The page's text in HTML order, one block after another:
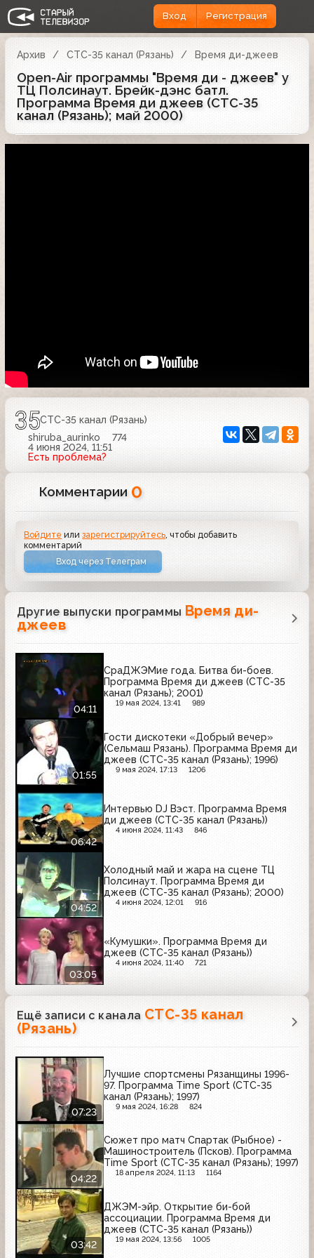
Вход Регистрация
Архив СТС-35 канал (Рязань) Время ди-джеев
Open-Air программы "Время ди - джеев" у
ТЦ Полсинаут. Брейк-дэнс батл.
Программа Время ди джеев (СТС-35
канал (Рязань); май 2000)
СТС-35 канал (Рязань)
shiruba_aurinko
774
4 июня 2024, 11:51
Есть проблема?
Комментарии 0
Войдите илизарегистрируйтесь , чтобы добавить
комментарий
Вход через Телеграм
Другие выпуски программы Время ди-
джеев
04:11
СраДЖЭМие года. Битва би-боев.
Программа Время ди джеев (СТС-35
канал (Рязань); 2001)
19 мая 2024, 13:41 989
01:55
Гости дискотеки «Добрый вечер»
(Сельмаш Рязань). Программа Время ди
джеев (СТС-35 канал (Рязань); 1996)
9 мая 2024, 17:13 1206
06:42
Интервью DJ Вэст. Программа Время
ди джеев (СТС-35 канал (Рязань))
4 июня 2024, 11:43 846
04:52
Холодный май и жара на сцене ТЦ
Полсинаут. Программа Время ди
джеев (СТС-35 канал (Рязань); 2000)
4 июня 2024, 12:01 916
03:05
«Кумушки». Программа Время ди
джеев (СТС-35 канал (Рязань))
4 июня 2024, 11:40 721
Ещё записи с канала СТС-35 канал
(Рязань)
07:23
Лучшие спортсмены Рязанщины 1996-
97. Программа Time Sport (СТС-35
канал (Рязань); 1997)
9 мая 2024, 16:28 824
04:22
Сюжет про матч Спартак (Рыбное) -
Машиностроитель (Псков). Программа
Time Sport (СТС-35 канал (Рязань); 1997)
18 апреля 2024, 11:13 1164
03:42
ДЖЭМ-эйр. Открытие би-бой
ассоциации. Программа Время ди
джеев (СТС-35 канал (Рязань))
19 мая 2024, 13:56 1005